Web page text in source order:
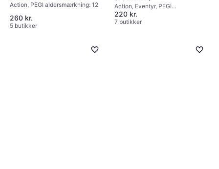
+ Outland) (Xbox 360)
Action, PEGI aldersmærkning: 12
260 kr.
5 butikker
Action, Eventyr, PEGI
aldersmærkning: 18
220 kr.
7 butikker